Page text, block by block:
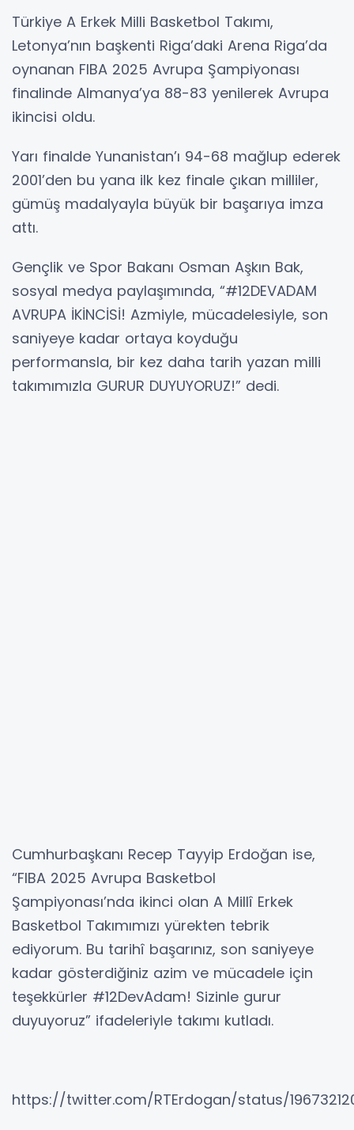
Türkiye A Erkek Milli Basketbol Takımı,
Letonya’nın başkenti Riga’daki Arena Riga’da
oynanan FIBA 2025 Avrupa Şampiyonası
finalinde Almanya’ya 88-83 yenilerek Avrupa
ikincisi oldu.
Yarı finalde Yunanistan’ı 94-68 mağlup ederek
2001’den bu yana ilk kez finale çıkan milliler,
gümüş madalyayla büyük bir başarıya imza
attı.
Gençlik ve Spor Bakanı Osman Aşkın Bak,
sosyal medya paylaşımında, “#12DEVADAM
AVRUPA İKİNCİSİ! Azmiyle, mücadelesiyle, son
saniyeye kadar ortaya koyduğu
performansla, bir kez daha tarih yazan milli
takımımızla GURUR DUYUYORUZ!” dedi.
Cumhurbaşkanı Recep Tayyip Erdoğan ise,
“FIBA 2025 Avrupa Basketbol
Şampiyonası’nda ikinci olan A Millî Erkek
Basketbol Takımımızı yürekten tebrik
ediyorum. Bu tarihî başarınız, son saniyeye
kadar gösterdiğiniz azim ve mücadele için
teşekkürler #12DevAdam! Sizinle gurur
duyuyoruz” ifadeleriyle takımı kutladı.
https://twitter.com/RTErdogan/status/